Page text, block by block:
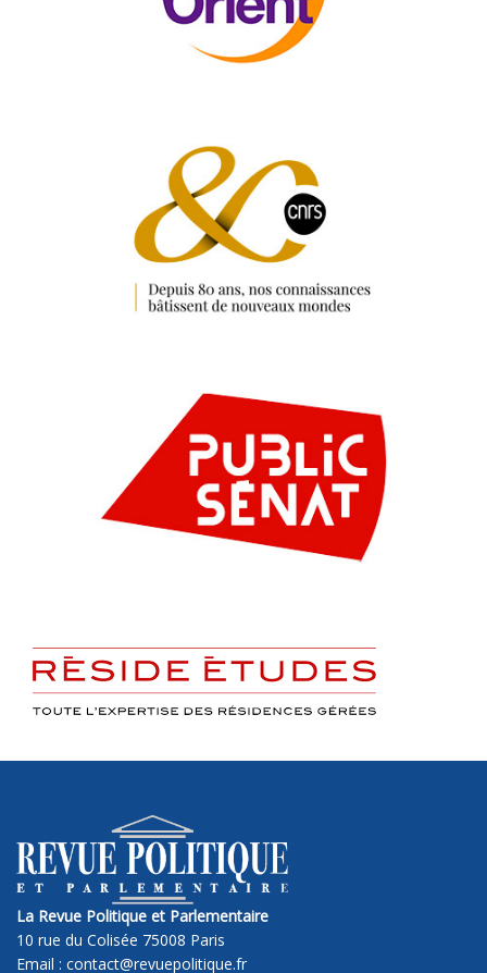
La Revue Politique et Parlementaire
10 rue du Colisée 75008 Paris
Email : contact@revuepolitique.fr